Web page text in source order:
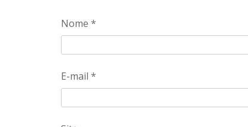
Nome *
E-mail *